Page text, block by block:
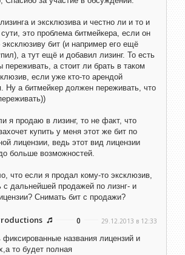
и эксклюзива и честно ли и то и
это проблема битмейкера, если он
эксклюзиву бит (и например его ещё
а тут ещё и добавил лизинг. То есть
а стоит ли брать в таком
если уже кто-то арендой
Ну а битмейкер должен переживать, что
я продаю в лизинг, то не факт, что
купить у меня этот же бит по
лицензии, ведь этот вид лицензии
больше возможностей.
что если я продал кому-то эксклюзив,
с дальнейшей продажей по лизнг- и
Снимать бит с продажи?
0 29.12.2013 в 12:33
названия лицензий и
то будет полная